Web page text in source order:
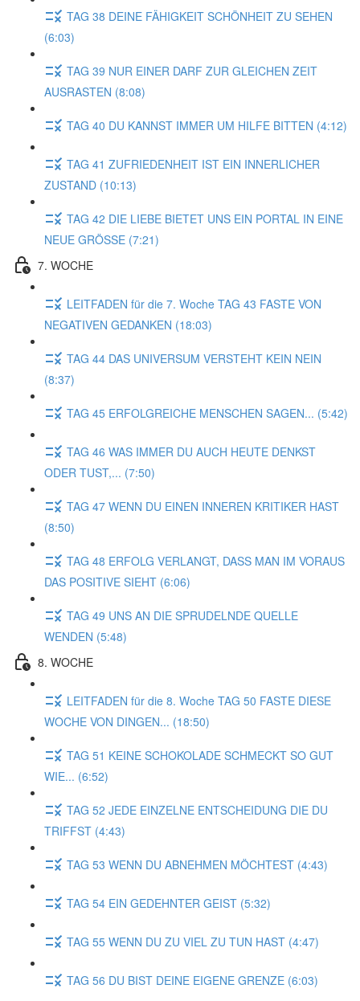
TAG 38 DEINE FÄHIGKEIT SCHÖNHEIT ZU SEHEN
(6:03)
TAG 39 NUR EINER DARF ZUR GLEICHEN ZEIT
AUSRASTEN (8:08)
TAG 40 DU KANNST IMMER UM HILFE BITTEN (4:12)
TAG 41 ZUFRIEDENHEIT IST EIN INNERLICHER
ZUSTAND (10:13)
TAG 42 DIE LIEBE BIETET UNS EIN PORTAL IN EINE
NEUE GRÖSSE (7:21)
7. WOCHE
LEITFADEN für die 7. Woche TAG 43 FASTE VON
NEGATIVEN GEDANKEN (18:03)
TAG 44 DAS UNIVERSUM VERSTEHT KEIN NEIN
(8:37)
TAG 45 ERFOLGREICHE MENSCHEN SAGEN... (5:42)
TAG 46 WAS IMMER DU AUCH HEUTE DENKST
ODER TUST,... (7:50)
TAG 47 WENN DU EINEN INNEREN KRITIKER HAST
(8:50)
TAG 48 ERFOLG VERLANGT, DASS MAN IM VORAUS
DAS POSITIVE SIEHT (6:06)
TAG 49 UNS AN DIE SPRUDELNDE QUELLE
WENDEN (5:48)
8. WOCHE
LEITFADEN für die 8. Woche TAG 50 FASTE DIESE
WOCHE VON DINGEN... (18:50)
TAG 51 KEINE SCHOKOLADE SCHMECKT SO GUT
WIE... (6:52)
TAG 52 JEDE EINZELNE ENTSCHEIDUNG DIE DU
TRIFFST (4:43)
TAG 53 WENN DU ABNEHMEN MÖCHTEST (4:43)
TAG 54 EIN GEDEHNTER GEIST (5:32)
TAG 55 WENN DU ZU VIEL ZU TUN HAST (4:47)
TAG 56 DU BIST DEINE EIGENE GRENZE (6:03)